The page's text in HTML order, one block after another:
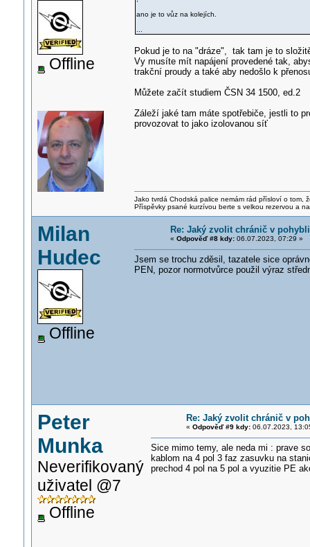
Offline
ano je to vůz na kolejích.
Pokud je to na "dráze", tak tam je to
Vy musíte mít napájení provedené tak,
trakční proudy a také aby nedošlo k
Můžete začít studiem ČSN 34 1500, ed.2
Záleží jaké tam máte spotřebiče, jestli to
provozovat to jako izolovanou síť
Jako tvrdá Chodská palice nemám rád přísloví o tom,
Příspěvky psané kurzívou berte s velkou rezervou a
Milan
Hudec
Offline
Re: Jaký zvolit chránič v
« Odpověď #8 kdy:06.07.2023, 07:29 »
Jsem se trochu zděsil, tazatele sice
PEN, pozor normotvůrce použil výraz
Peter
Munka
Neverifikovaný
uživatel @7
Offline
Re: Jaký zvolit chránič v
« Odpověď #9 kdy:06.07.2023,
Sice mimo temy, ale neda mi : prave
kablom na 4 pol 3 faz zasuvku na
prechod 4 pol na 5 pol a vyuzitie PE